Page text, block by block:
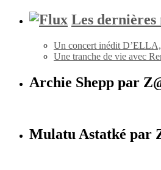
Les dernières
Un concert inédit
Une tranche de vie avec
Archie Shepp par
Mulatu Astatké par